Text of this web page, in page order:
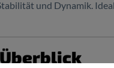
und Dynamik.